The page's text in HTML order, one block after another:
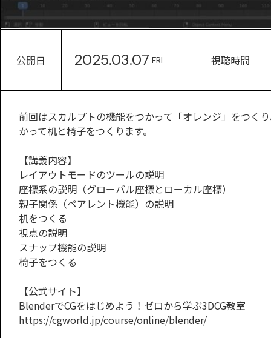
公開日 2025.03.07 FRI 視聴時間
前回はスカルプトの機能をつかって「オレンジ」をつく
かって机と椅子をつくります。
【講義内容】
レイアウトモードのツールの説明
座標系の説明（グローバル座標とローカル座標）
親子関係（ペアレント機能）の説明
机をつくる
視点の説明
スナップ機能の説明
椅子をつくる
【公式サイト】
BlenderでCGをはじめよう！ゼロから学ぶ3DCG教室
https://cgworld.jp/course/online/blender/